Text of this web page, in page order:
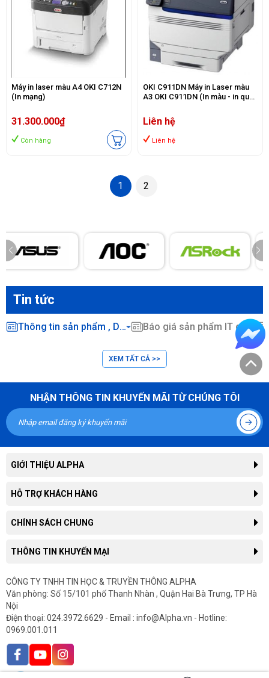
Máy in laser màu A4 OKI C712N
(In mạng)
31.300.000₫
Còn hàng
OKI C911DN Máy in Laser màu
A3 OKI C911DN (In màu - in qua
A3 dày 64 - 360 gsm
Liên hệ
Liên hệ
1 2
Tin tức
Thông tin sản phẩm , Dịch vụ CNTT ... Báo giá sản phẩm IT chính hãng
XEM TẤT CẢ >>
NHẬN THÔNG TIN KHUYẾN MÃI TỪ CHÚNG TÔI
GIỚI THIỆU ALPHA
Giới thiệu công ty
Thông tin tuyển dụng
Tin tức
HỖ TRỢ KHÁCH HÀNG
Tra cứu đơn hàng
Hướng dẫn thanh toán
In hóa đơn điện tử
Gửi yêu cầu bảo hành
Góp ý, Khiếu Nại
CHÍNH SÁCH CHUNG
Chính sách, quy định chung
Chính sách bảo hành
Chính sách cho doanh nghiệp
Chính sách hàng chính hãng
Chính sách nhập lại tính phí
Bảo mật thông tin khách hàng
THÔNG TIN KHUYẾN MẠI
Thông tin khuyến mại
Sản phẩm khuyến mại
Sản phẩm mới
CÔNG TY TNHH TIN HỌC & TRUYỀN THÔNG ALPHA
Văn phòng: Số 15/101 phố Thanh Nhàn , Quận Hai Bà Trưng, TP Hà
Nội
Điện thoại: 024.3972.6629 - Email : info@Alpha.vn - Hotline:
0969.001.011